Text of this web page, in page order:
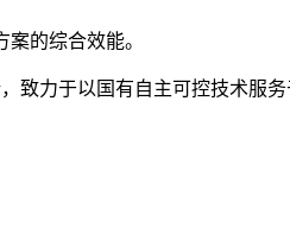
的综合效能。
力于以国有自主可控技术服